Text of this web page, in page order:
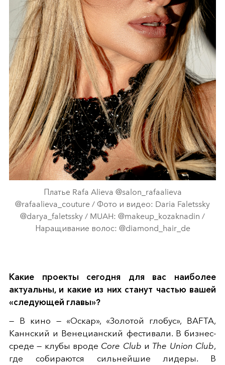
Платье Rafa Alieva @salon_rafaalieva
@rafaalieva_couture / Фото и видео: Daria Faletssky
@darya_faletssky / MUAH: @makeup_kozaknadin /
Наращивание волос: @diamond_hair_de
Какие проекты сегодня для вас наиболее
актуальны, и какие из них станут частью вашей
«следующей главы»?
— В кино — «Оскар», «Золотой глобус», BAFTA,
Каннский и Венецианский фестивали. В бизнес-
среде — клубы вроде Core Club и The Union Club,
где собираются сильнейшие лидеры. В